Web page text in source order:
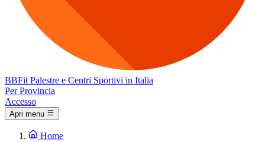
BBFit Palestre e Centri Sportivi in Italia
Per Provincia
Accesso
Apri menu
Home